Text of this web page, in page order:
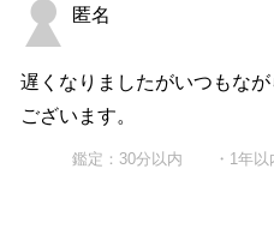
匿名
遅くなりましたがいつもな
ございます。
鑑定：30分以内 ・1年以